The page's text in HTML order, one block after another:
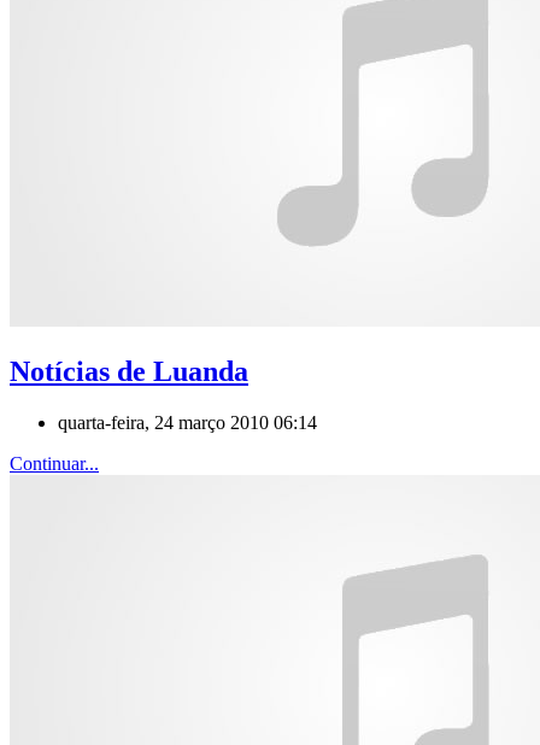
Notícias de Luanda
quarta-feira, 24 março 2010 06:14
Continuar...